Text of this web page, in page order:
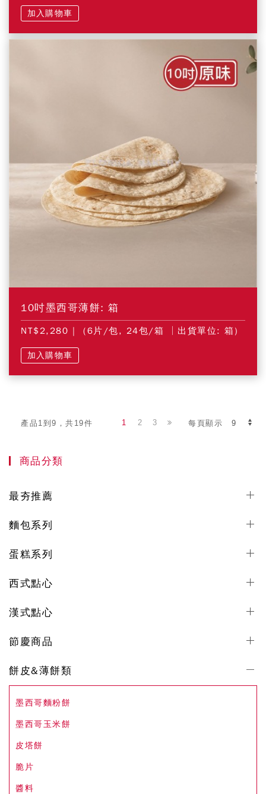
加入購物車
10吋墨西哥薄餅: 箱
NT$2,280 | (6片/包, 24包/箱 │出貨單位: 箱)
加入購物車
產品1到9，共19件 每頁顯示
1 2 3
商品分類
最夯推薦
麵包系列
蛋糕系列
西式點心
漢式點心
節慶商品
餅皮&薄餅類
墨西哥麵粉餅
墨西哥玉米餅
皮塔餅
脆片
醬料